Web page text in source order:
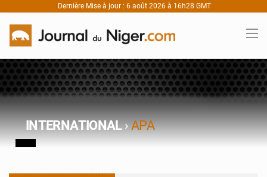
Dernière Mise à jour : 6 août 2026 à 16h28 GMT
INTERNATIONAL›APA